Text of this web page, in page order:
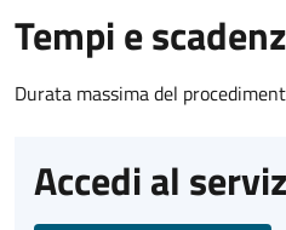
Tempi e
Durata massima del
Accedi al